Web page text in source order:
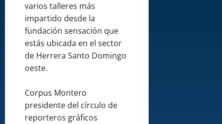
varios talleres más
impartido desde la
fundación sensación que
estás ubicada en el sector
de Herrera Santo Domingo
oeste.
Corpus Montero
presidente del círculo de
reporteros gráficos